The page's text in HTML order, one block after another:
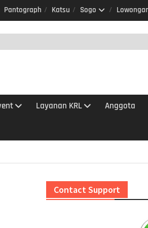
Pantograph Katsu Sogo
Layanan KRL Anggota
Contact Support